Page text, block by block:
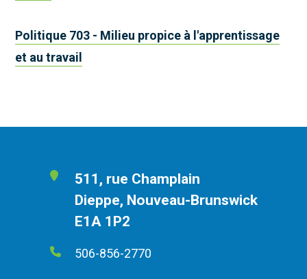
Politique 703 - Milieu propice à l'apprentissage
et au travail
511, rue Champlain
Dieppe, Nouveau-Brunswick
E1A 1P2
506-856-2770